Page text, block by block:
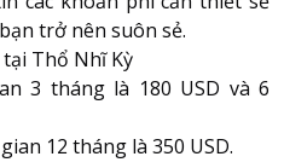
trở nên suôn sẻ.
Thổ Nhĩ Kỳ
3 tháng là 180 USD và 6
12 tháng là 350 USD.